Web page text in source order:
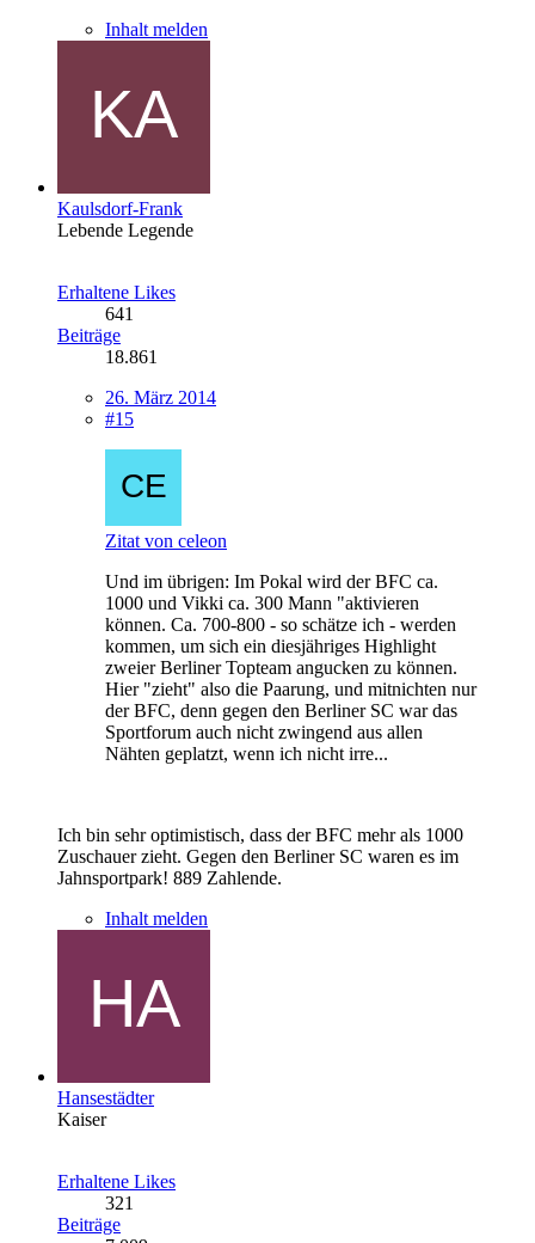
Inhalt melden
Kaulsdorf-Frank
Lebende Legende
Erhaltene Likes
641
Beiträge
18.861
26. März 2014
#15
Zitat von celeon
Und im übrigen: Im Pokal wird der BFC ca.
1000 und Vikki ca. 300 Mann "aktivieren
können. Ca. 700-800 - so schätze ich - werden
kommen, um sich ein diesjähriges Highlight
zweier Berliner Topteam angucken zu können.
Hier "zieht" also die Paarung, und mitnichten nur
der BFC, denn gegen den Berliner SC war das
Sportforum auch nicht zwingend aus allen
Nähten geplatzt, wenn ich nicht irre...
Ich bin sehr optimistisch, dass der BFC mehr als 1000
Zuschauer zieht. Gegen den Berliner SC waren es im
Jahnsportpark! 889 Zahlende.
Inhalt melden
Hansestädter
Kaiser
Erhaltene Likes
321
Beiträge